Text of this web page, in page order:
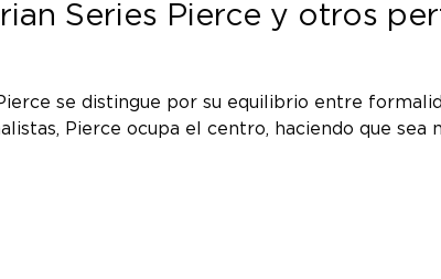
Series Pierce y otros
se distingue por su equilibrio entre
Pierce ocupa el centro, haciendo que sea